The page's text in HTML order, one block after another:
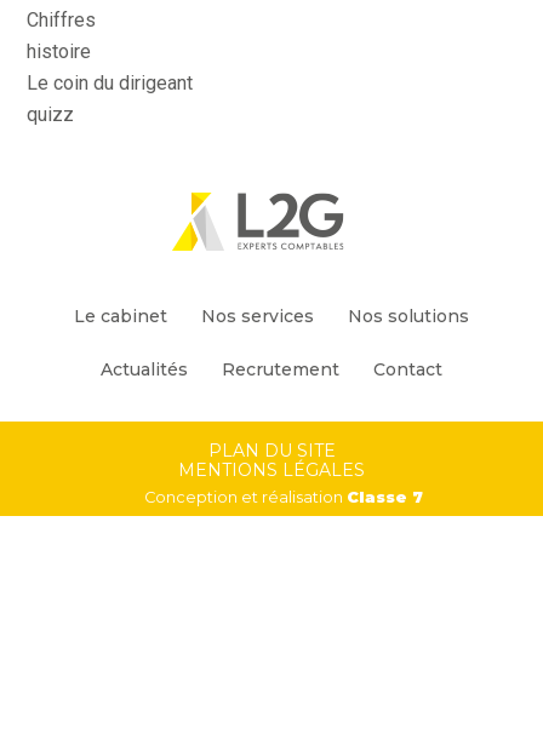
Chiffres
histoire
Le coin du dirigeant
quizz
FooterLe cabinet Nos services Nos solutions
Actualités Recrutement Contact
PLAN DU SITE
MENTIONS LÉGALES
Conception et réalisation Classe 7